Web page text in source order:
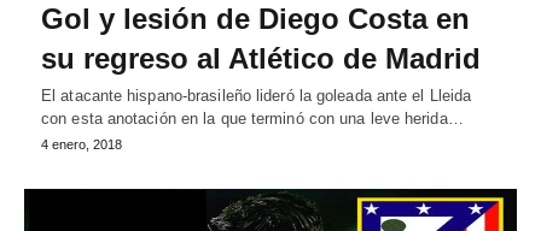
Gol y lesión de Diego Costa en
su regreso al Atlético de Madrid
El atacante hispano-brasileño lideró la goleada ante el Lleida
con esta anotación en la que terminó con una leve herida…
4 enero, 2018